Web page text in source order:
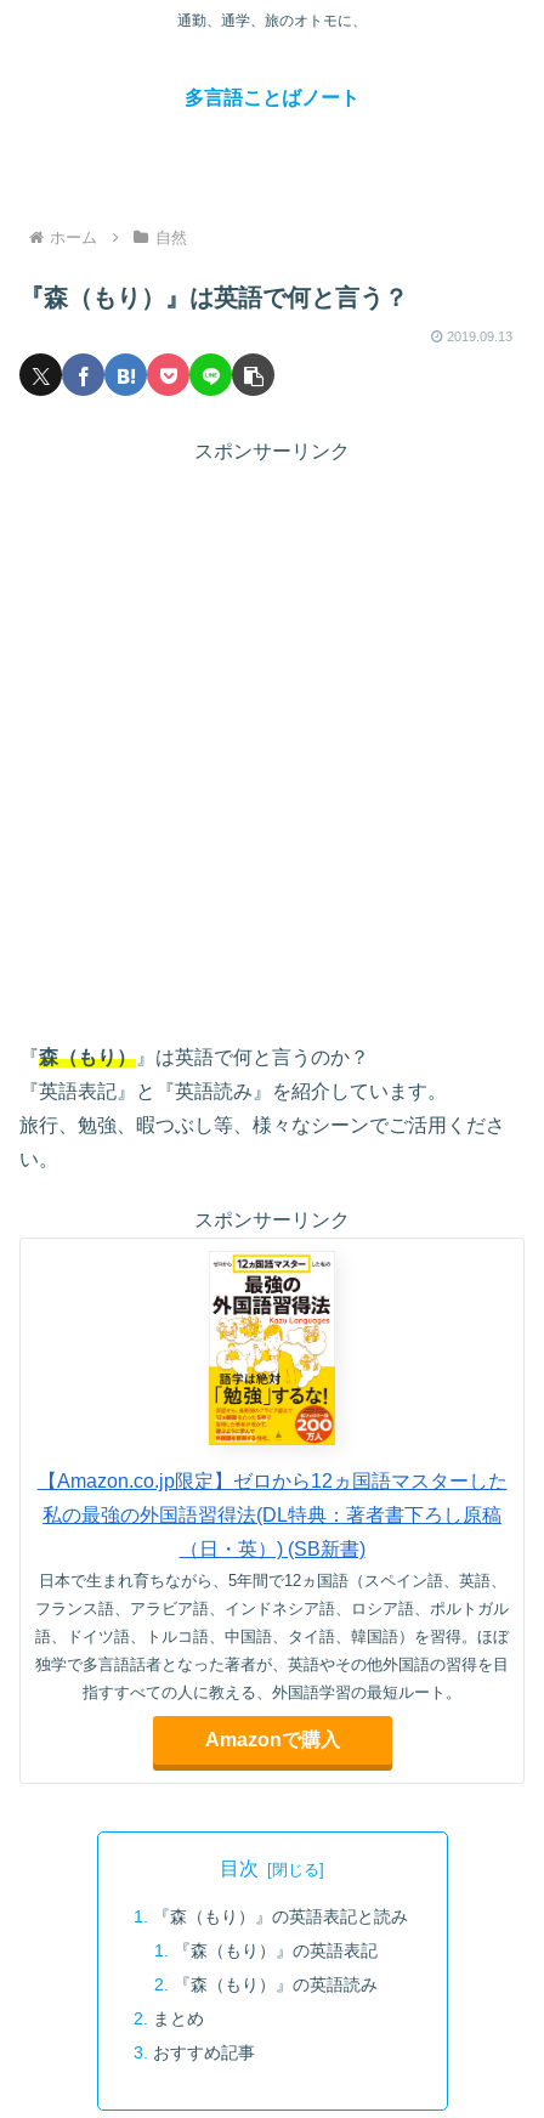
通勤、通学、旅のオトモに、
多言語ことばノート
ホーム 自然
『森（もり）』は英語で何と言う？
2019.09.13
スポンサーリンク
『森（もり） 』は英語で何と言うのか？
『英語表記』と『英語読み』を紹介しています。
旅行、勉強、暇つぶし等、様々なシーンでご活用くださ
い。
スポンサーリンク
【Amazon.co.jp限定】ゼロから12ヵ国語マスターした
私の最強の外国語習得法(DL特典：著者書下ろし原稿
（日・英）) (SB新書)
日本で生まれ育ちながら、5年間で12ヵ国語（スペイン語、英語、
フランス語、アラビア語、インドネシア語、ロシア語、ポルトガル
語、ドイツ語、トルコ語、中国語、タイ語、韓国語）を習得。ほぼ
独学で多言語話者となった著者が、英語やその他外国語の習得を目
指すすべての人に教える、外国語学習の最短ルート。
Amazonで購入
目次
『森（もり）』の英語表記と読み
『森（もり）』の英語表記
『森（もり）』の英語読み
まとめ
おすすめ記事